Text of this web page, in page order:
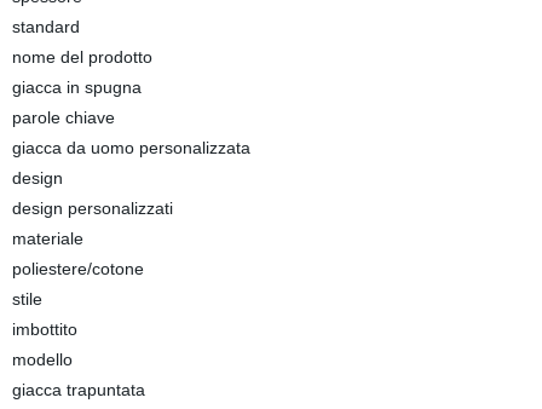
standard
nome del prodotto
giacca in spugna
parole chiave
giacca da uomo personalizzata
design
design personalizzati
materiale
poliestere/cotone
stile
imbottito
modello
giacca trapuntata